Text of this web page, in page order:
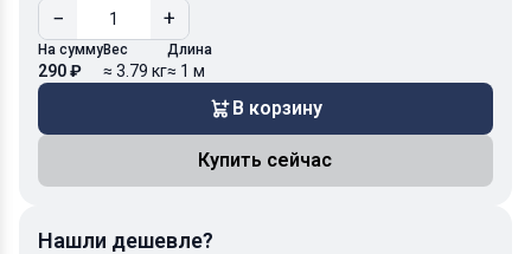
− +
На сумму
290 ₽
Вес
≈ 3.79 кг
Длина
≈ 1 м
В корзину
Купить сейчас
Нашли дешевле?